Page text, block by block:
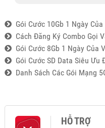
Gói Cước 10Gb 1 Ngày
Cách Đăng Ký Combo Gọi
Gói Cước 8Gb 1 Ngày Của
Gói Cước SD Data Siêu Ưu
Danh Sách Các Gói Mạng
HỖ TRỢ